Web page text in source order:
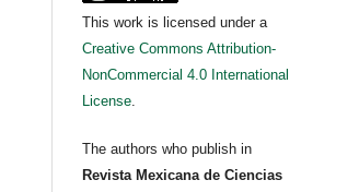
This work is licensed under a
Creative Commons Attribution-
NonCommercial 4.0 International
License.
The authors who publish in
Revista Mexicana de Ciencias